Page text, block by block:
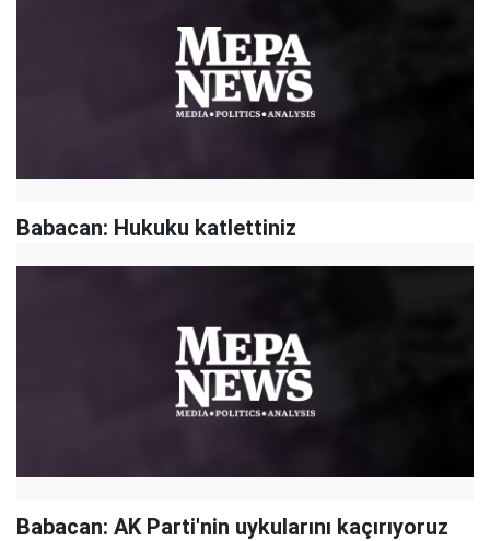
Babacan: Hukuku katlettiniz
Babacan: AK Parti'nin uykularını kaçırıyoruz